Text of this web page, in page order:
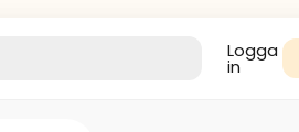
Logga
in